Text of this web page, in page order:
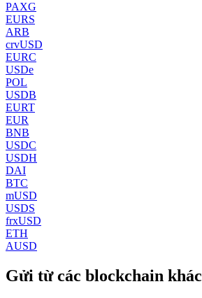
PAXG
EURS
ARB
crvUSD
EURC
USDe
POL
USDB
EURT
EUR
BNB
USDC
USDH
DAI
BTC
mUSD
USDS
frxUSD
ETH
AUSD
Gửi từ các blockchain khác